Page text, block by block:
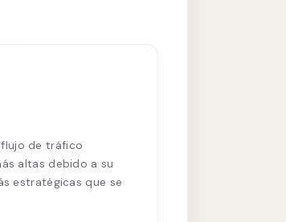
flujo de tráfico
altas debido a su
estratégicas que se